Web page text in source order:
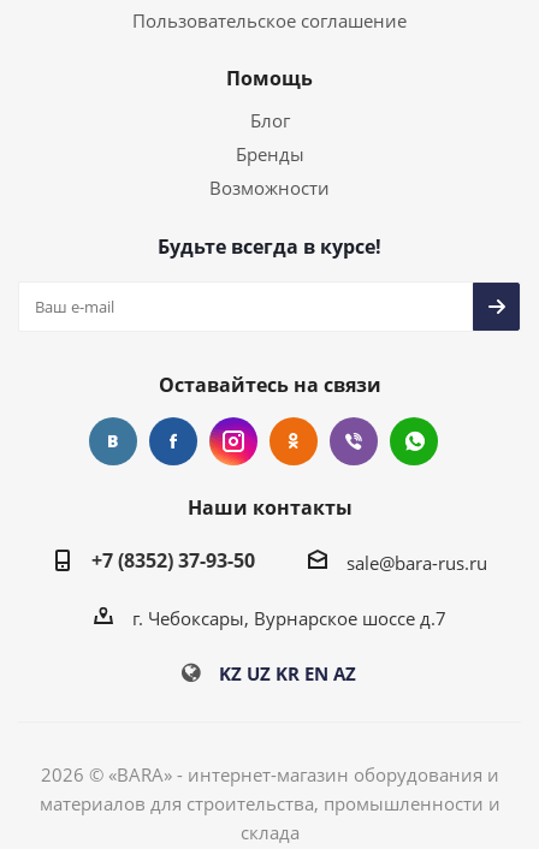
Пользовательское соглашение
Помощь
Блог
Бренды
Возможности
Будьте всегда в курсе!
Оставайтесь на связи
Наши контакты
+7 (8352) 37-93-50
sale@bara-rus.ru
г. Чебоксары, Вурнарское шоссе д.7
KZ UZ KR EN AZ
2026 © «BARA» - интернет-магазин оборудования и
материалов для строительства, промышленности и
склада